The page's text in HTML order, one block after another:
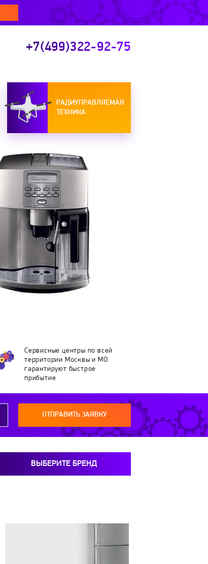
+7(499)322-92-75
РАДИУПРАВЛЯЕМАЯ
ТЕХНИКА
Сервисные центры по всей
территории Москвы и МО
гарантируют быстрое
прибытие
ОТПРАВИТЬ ЗАЯВКУ
ВЫБЕРИТЕ БРЕНД